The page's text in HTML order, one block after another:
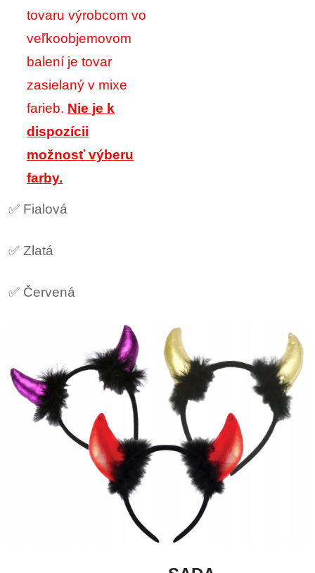
tovaru výrobcom vo
veľkoobjemovom
balení je tovar
zasielaný v mixe
farieb. Nie je k
dispozícii
možnosť výberu
farby.
✅ Fialová
✅ Zlatá
✅ Červená